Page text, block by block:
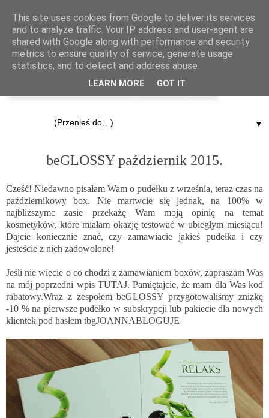
▼
beGLOSSY październik 2015.
Cześć! Niedawno pisałam Wam o pudełku z września, teraz czas na
październikowy box. Nie martwcie się jednak, na 100% w
najbliższymc zasie przekażę Wam moją opinię na temat
kosmetyków, które miałam okazję testować w ubiegłym miesiącu!
Dajcie koniecznie znać, czy zamawiacie jakieś pudełka i czy
jesteście z nich zadowolone!
Jeśli nie wiecie o co chodzi z zamawianiem boxów, zapraszam Was
na mój poprzedni wpis TUTAJ. Pamiętajcie, że mam dla Was kod
rabatowy.Wraz z zespołem beGLOSSY przygotowaliśmy zniżkę
-10 % na pierwsze pudełko w subskrypcji lub pakiecie dla nowych
klientek pod hasłem tbgJOANNABLOGUJE
This site uses cookies from Google to deliver its services
and to analyze traffic. Your IP address and user-agent are
shared with Google along with performance and security
metrics to ensure quality of service, generate usage
statistics, and to detect and address abuse.
LEARN MORE GOT IT